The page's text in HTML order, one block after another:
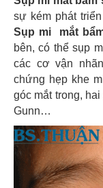
sự kém phát
Sụp mi mắt
bên, có thể sụp
các cơ vận
chứng hẹp khe
góc mắt trong,
Gunn…